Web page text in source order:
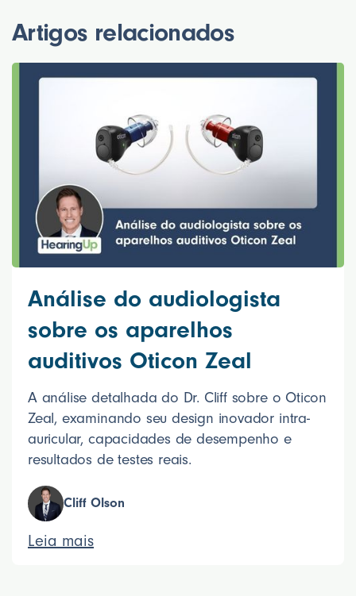
Artigos relacionados
Análise do audiologista
sobre os aparelhos
auditivos Oticon Zeal
A análise detalhada do Dr. Cliff sobre o Oticon
Zeal, examinando seu design inovador intra-
auricular, capacidades de desempenho e
resultados de testes reais.
Cliff Olson
Leia mais